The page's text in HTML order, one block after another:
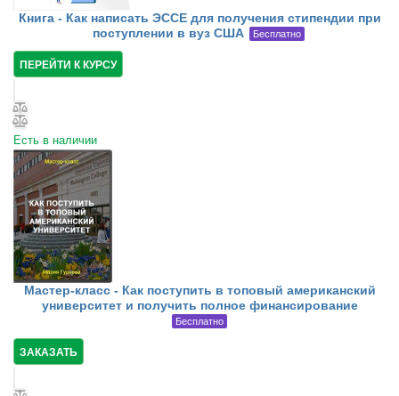
Книга - Как написать ЭССЕ для получения стипендии при
поступлении в вуз США
Бесплатно
ПЕРЕЙТИ К КУРСУ
Есть в наличии
Мастер-класс - Как поступить в топовый американский
университет и получить полное финансирование
Бесплатно
ЗАКАЗАТЬ